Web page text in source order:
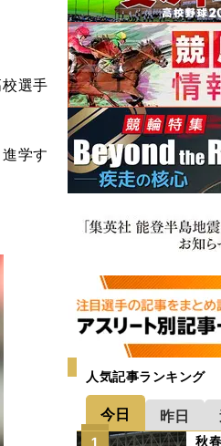
選手
学す
人気記事ランキング
今日 昨日
秋
1